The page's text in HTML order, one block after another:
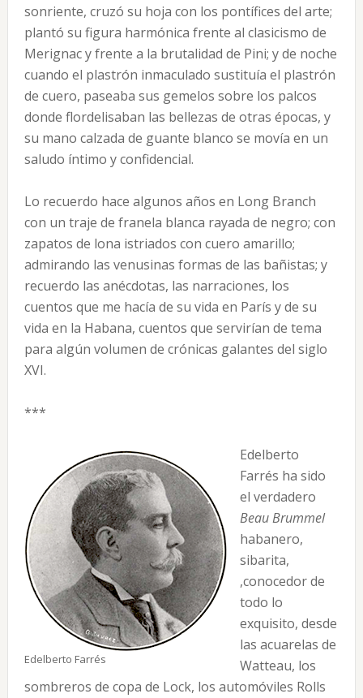
sonriente, cruzó su hoja con los pontífices del arte;
plantó su figura har­mónica frente al clasicismo de
Merignac y frente a la brutalidad de Pini; y de noche
cuando el plastrón in­maculado sustituía el plastrón
de cuero, paseaba sus gemelos sobre los palcos
donde flordelisaban las belle­zas de otras épocas, y
su mano calzada de guante blanco se movía en un
saludo íntimo y confidencial.
Lo recuerdo hace algunos años en Long Branch
con un traje de franela blanca rayada de negro; con
za­patos de lona istriados con cuero amarillo;
admirando las venusinas formas de las bañistas; y
recuerdo las anécdotas, las narraciones, los
cuentos que me hacía de su vida en París y de su
vida en la Habana, cuentos que servirían de tema
para algún volumen de crónicas galantes del siglo
XVI.
***
Edelberto Farrés
Edelberto
Farrés ha sido
el verdadero
Beau Brummel
habanero,
sibarita,
,conocedor de
todo lo
exquisito, desde
las acuarelas de
Watteau, los
sombreros de copa de Lock, los automóviles Rolls